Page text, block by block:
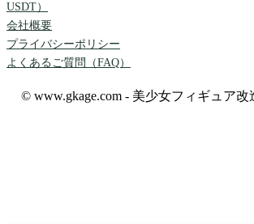
USDT）
会社概要
プライバシーポリシー
よくあるご質問（FAQ）
© www.gkage.com - 美少女フィギュア改